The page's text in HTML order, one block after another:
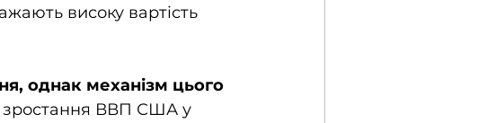
високу вартість
однак механізм цього
зростання ВВП США у